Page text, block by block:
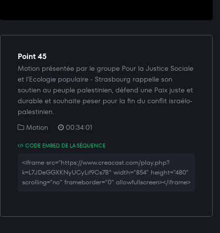
Point 45
Motion présentée par le groupe Pour la Justice Sociale
et l'Ecologie populaire - Strasbourg rappelle son
soutien au peuple palestinien, défend une Paix juste et
durable et souhaite peser pour la fin du conflit israélo-
palestinien.
Motion
00:34:01
CODE EMBED DE LA SÉQUENCE
<iframe src="https://www.creacast.com/play.php?
k=L7JDeGGXKNyUCyLif9Cs7B" width="854" height="480"
scrolling="no" frameborder="0" allowfullscreen></iframe>